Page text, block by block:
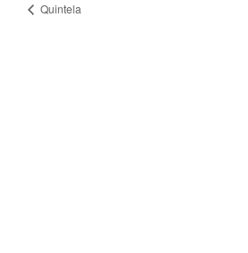
Quintela